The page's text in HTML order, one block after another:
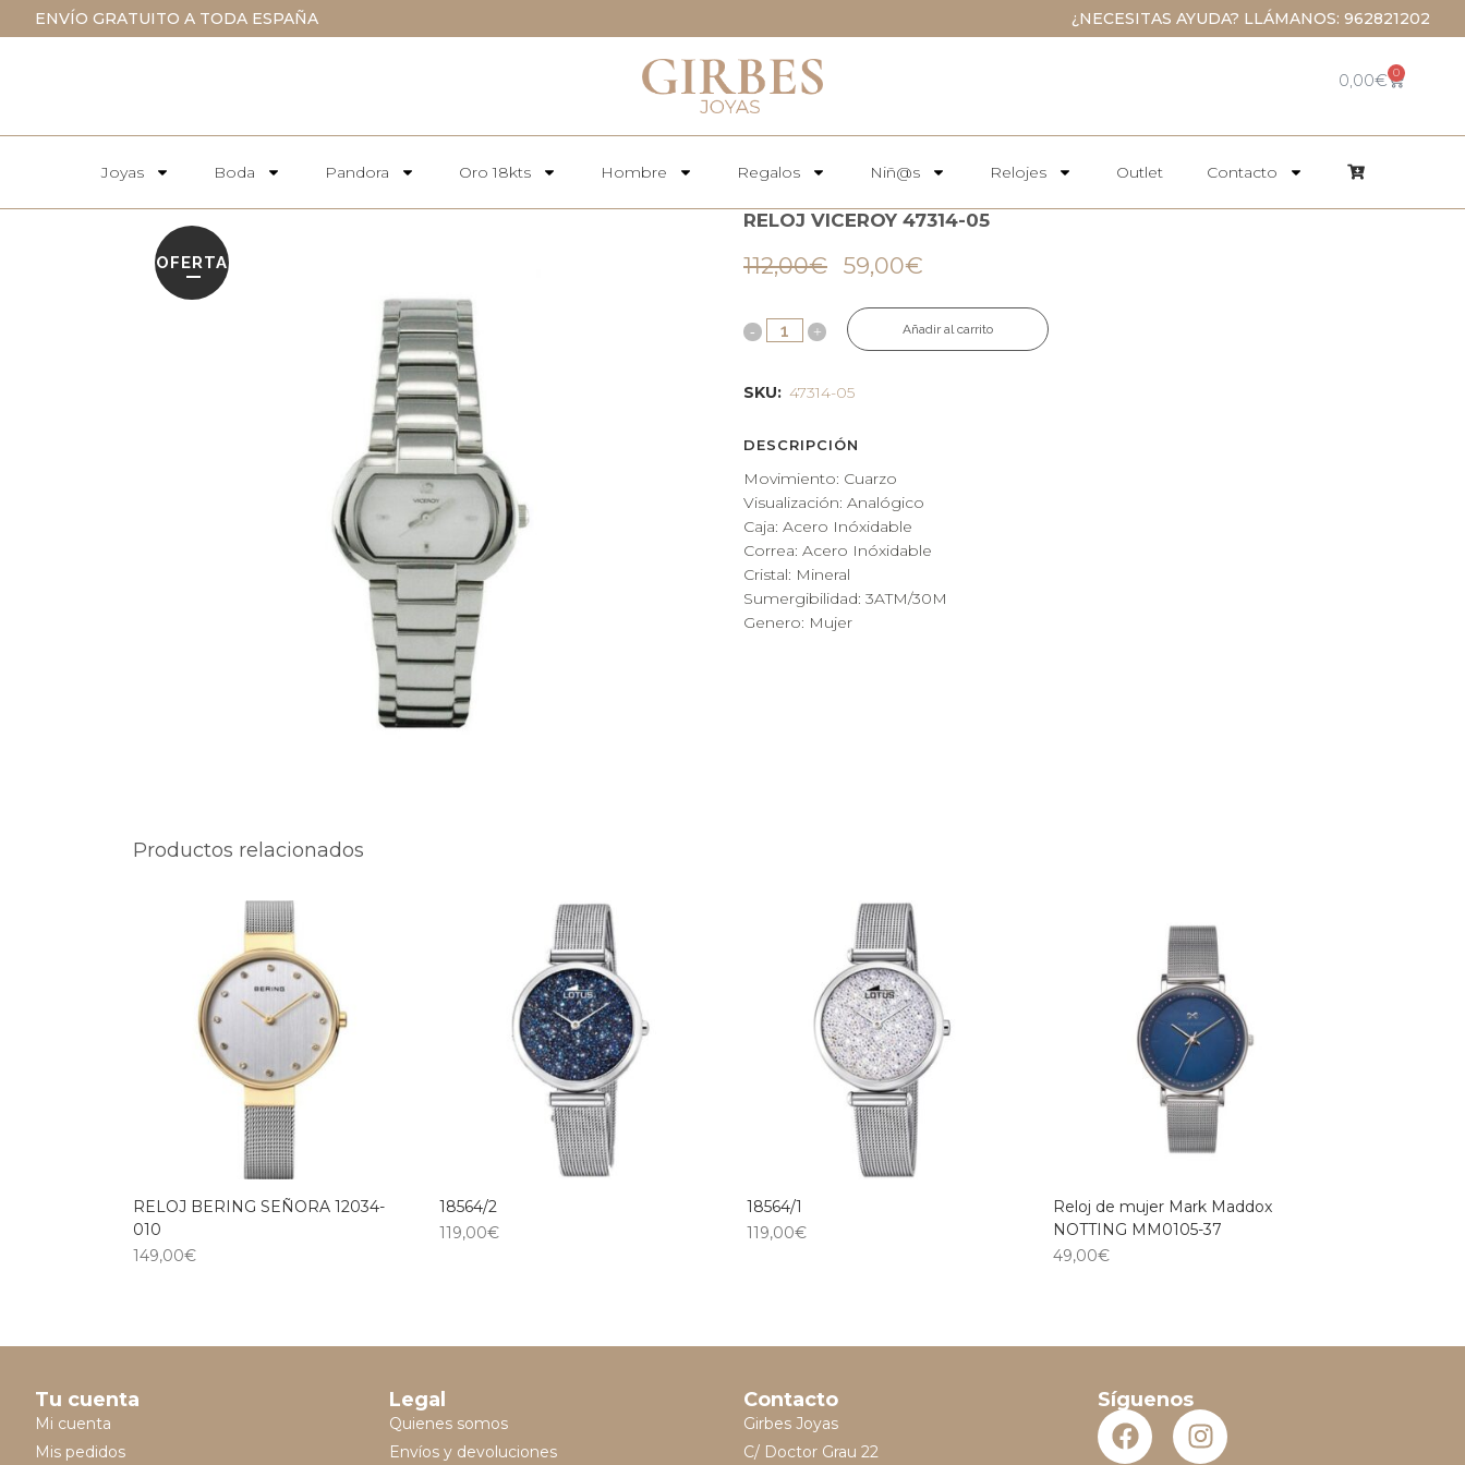
ENVÍO GRATUITO A TODA ESPAÑA ¿NECESITAS AYUDA? LLÁMANOS: 962821202
0,00€ 0
Joyas Boda Pandora Oro 18kts Hombre Regalos Niñ@s Relojes Outlet Contacto
OFERTA
RELOJ VICEROY 47314-05
112,00€ 59,00€
Añadir al carrito
SKU: 47314-05
DESCRIPCIÓN
Movimiento: Cuarzo
Visualización: Analógico
Caja: Acero Inóxidable
Correa: Acero Inóxidable
Cristal: Mineral
Sumergibilidad: 3ATM/30M
Genero: Mujer
Productos relacionados
RELOJ BERING SEÑORA 12034-
010
149,00€
18564/2
119,00€
18564/1
119,00€
Reloj de mujer Mark Maddox
NOTTING MM0105-37
49,00€
Tu cuenta
Mi cuenta
Mis pedidos
Legal
Quienes somos
Envíos y devoluciones
Contacto
Girbes Joyas
C/ Doctor Grau 22
Síguenos